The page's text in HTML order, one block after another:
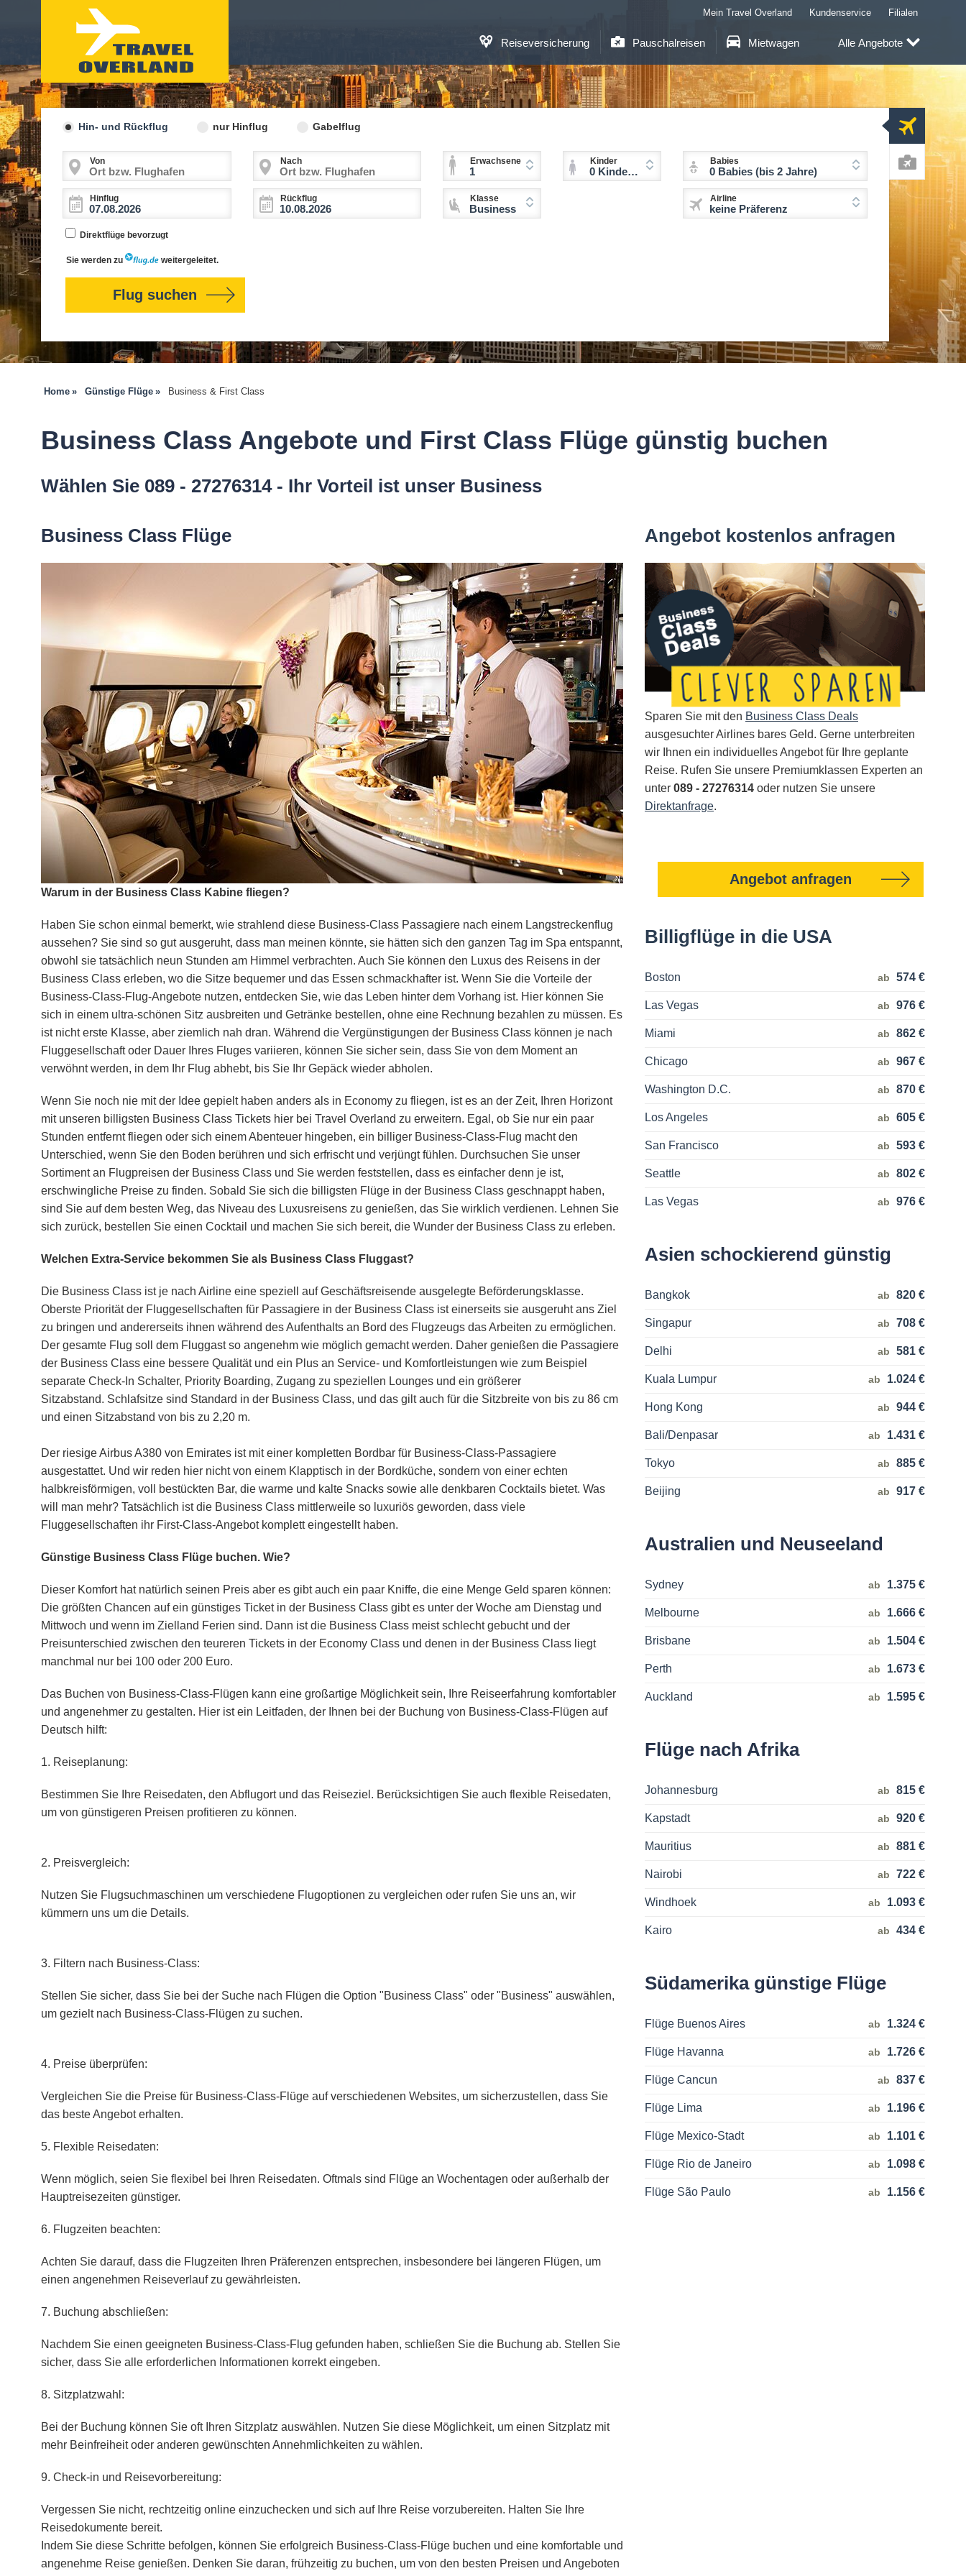
Reiseversicherung Pauschalreisen Mietwagen
Mein Travel Overland Kundenservice Filialen
Alle Angebote
Pauschal
Hin- und Rückflug nur Hinflug Gabelflug
Von Nach
Hinflug Rückflug
Erwachsene
1
Kinder
0 Kinder (2-11 Jahre)
Klasse
Business
Babies
0 Babies (bis 2 Jahre)
Airline
keine Präferenz
Direktflüge bevorzugt
Sie werden zu weitergeleitet.
Flug suchen
Home Günstige Flüge Business & First Class
Business Class Angebote und First Class Flüge günstig buchen
Wählen Sie 089 - 27276314 - Ihr Vorteil ist unser Business
Business Class Flüge
Warum in der Business Class Kabine fliegen?
Haben Sie schon einmal bemerkt, wie strahlend diese Business-Class Passagiere nach einem Langstreckenflug
aussehen? Sie sind so gut ausgeruht, dass man meinen könnte, sie hätten sich den ganzen Tag im Spa entspannt,
obwohl sie tatsächlich neun Stunden am Himmel verbrachten. Auch Sie können den Luxus des Reisens in der
Business Class erleben, wo die Sitze bequemer und das Essen schmackhafter ist. Wenn Sie die Vorteile der
Business-Class-Flug-Angebote nutzen, entdecken Sie, wie das Leben hinter dem Vorhang ist. Hier können Sie
sich in einem ultra-schönen Sitz ausbreiten und Getränke bestellen, ohne eine Rechnung bezahlen zu müssen. Es
ist nicht erste Klasse, aber ziemlich nah dran. Während die Vergünstigungen der Business Class können je nach
Fluggesellschaft oder Dauer Ihres Fluges variieren, können Sie sicher sein, dass Sie von dem Moment an
verwöhnt werden, in dem Ihr Flug abhebt, bis Sie Ihr Gepäck wieder abholen.
Wenn Sie noch nie mit der Idee gepielt haben anders als in Economy zu fliegen, ist es an der Zeit, Ihren Horizont
mit unseren billigsten Business Class Tickets hier bei Travel Overland zu erweitern. Egal, ob Sie nur ein paar
Stunden entfernt fliegen oder sich einem Abenteuer hingeben, ein billiger Business-Class-Flug macht den
Unterschied, wenn Sie den Boden berühren und sich erfrischt und verjüngt fühlen. Durchsuchen Sie unser
Sortiment an Flugpreisen der Business Class und Sie werden feststellen, dass es einfacher denn je ist,
erschwingliche Preise zu finden. Sobald Sie sich die billigsten Flüge in der Business Class geschnappt haben,
sind Sie auf dem besten Weg, das Niveau des Luxusreisens zu genießen, das Sie wirklich verdienen. Lehnen Sie
sich zurück, bestellen Sie einen Cocktail und machen Sie sich bereit, die Wunder der Business Class zu erleben.
Welchen Extra-Service bekommen Sie als Business Class Fluggast?
Die Business Class ist je nach Airline eine speziell auf Geschäftsreisende ausgelegte Beförderungsklasse.
Oberste Priorität der Fluggesellschaften für Passagiere in der Business Class ist einerseits sie ausgeruht ans Ziel
zu bringen und andererseits ihnen während des Aufenthalts an Bord des Flugzeugs das Arbeiten zu ermöglichen.
Der gesamte Flug soll dem Fluggast so angenehm wie möglich gemacht werden. Daher genießen die Passagiere
der Business Class eine bessere Qualität und ein Plus an Service- und Komfortleistungen wie zum Beispiel
separate Check-In Schalter, Priority Boarding, Zugang zu speziellen Lounges und ein größerer
Sitzabstand. Schlafsitze sind Standard in der Business Class, und das gilt auch für die Sitzbreite von bis zu 86 cm
und einen Sitzabstand von bis zu 2,20 m.
Der riesige Airbus A380 von Emirates ist mit einer kompletten Bordbar für Business-Class-Passagiere
ausgestattet. Und wir reden hier nicht von einem Klapptisch in der Bordküche, sondern von einer echten
halbkreisförmigen, voll bestückten Bar, die warme und kalte Snacks sowie alle denkbaren Cocktails bietet. Was
will man mehr? Tatsächlich ist die Business Class mittlerweile so luxuriös geworden, dass viele
Fluggesellschaften ihr First-Class-Angebot komplett eingestellt haben.
Günstige Business Class Flüge buchen. Wie?
Dieser Komfort hat natürlich seinen Preis aber es gibt auch ein paar Kniffe, die eine Menge Geld sparen können:
Die größten Chancen auf ein günstiges Ticket in der Business Class gibt es unter der Woche am Dienstag und
Mittwoch und wenn im Zielland Ferien sind. Dann ist die Business Class meist schlecht gebucht und der
Preisunterschied zwischen den teureren Tickets in der Economy Class und denen in der Business Class liegt
manchmal nur bei 100 oder 200 Euro.
Das Buchen von Business-Class-Flügen kann eine großartige Möglichkeit sein, Ihre Reiseerfahrung komfortabler
und angenehmer zu gestalten. Hier ist ein Leitfaden, der Ihnen bei der Buchung von Business-Class-Flügen auf
Deutsch hilft:
1. Reiseplanung:
Bestimmen Sie Ihre Reisedaten, den Abflugort und das Reiseziel. Berücksichtigen Sie auch flexible Reisedaten,
um von günstigeren Preisen profitieren zu können.
2. Preisvergleich:
Nutzen Sie Flugsuchmaschinen um verschiedene Flugoptionen zu vergleichen oder rufen Sie uns an, wir
kümmern uns um die Details.
3. Filtern nach Business-Class:
Stellen Sie sicher, dass Sie bei der Suche nach Flügen die Option "Business Class" oder "Business" auswählen,
um gezielt nach Business-Class-Flügen zu suchen.
4. Preise überprüfen:
Vergleichen Sie die Preise für Business-Class-Flüge auf verschiedenen Websites, um sicherzustellen, dass Sie
das beste Angebot erhalten.
5. Flexible Reisedaten:
Wenn möglich, seien Sie flexibel bei Ihren Reisedaten. Oftmals sind Flüge an Wochentagen oder außerhalb der
Hauptreisezeiten günstiger.
6. Flugzeiten beachten:
Achten Sie darauf, dass die Flugzeiten Ihren Präferenzen entsprechen, insbesondere bei längeren Flügen, um
einen angenehmen Reiseverlauf zu gewährleisten.
7. Buchung abschließen:
Nachdem Sie einen geeigneten Business-Class-Flug gefunden haben, schließen Sie die Buchung ab. Stellen Sie
sicher, dass Sie alle erforderlichen Informationen korrekt eingeben.
8. Sitzplatzwahl:
Bei der Buchung können Sie oft Ihren Sitzplatz auswählen. Nutzen Sie diese Möglichkeit, um einen Sitzplatz mit
mehr Beinfreiheit oder anderen gewünschten Annehmlichkeiten zu wählen.
9. Check-in und Reisevorbereitung:
Vergessen Sie nicht, rechtzeitig online einzuchecken und sich auf Ihre Reise vorzubereiten. Halten Sie Ihre
Reisedokumente bereit.
Indem Sie diese Schritte befolgen, können Sie erfolgreich Business-Class-Flüge buchen und eine komfortable und
angenehme Reise genießen. Denken Sie daran, frühzeitig zu buchen, um von den besten Preisen und Angeboten
Angebot kostenlos anfragen
Sparen Sie mit den Business Class Deals
ausgesuchter Airlines bares Geld. Gerne unterbreiten
wir Ihnen ein individuelles Angebot für Ihre geplante
Reise. Rufen Sie unsere Premiumklassen Experten an
unter 089 - 27276314 oder nutzen Sie unsere
Direktanfrage.
Angebot anfragen
Billigflüge in die USA
Boston ab 574 €
Las Vegas ab 976 €
Miami ab 862 €
Chicago ab 967 €
Washington D.C. ab 870 €
Los Angeles ab 605 €
San Francisco ab 593 €
Seattle ab 802 €
Las Vegas ab 976 €
Asien schockierend günstig
Bangkok ab 820 €
Singapur ab 708 €
Delhi ab 581 €
Kuala Lumpur ab 1.024 €
Hong Kong ab 944 €
Bali/Denpasar ab 1.431 €
Tokyo ab 885 €
Beijing ab 917 €
Australien und Neuseeland
Sydney ab 1.375 €
Melbourne ab 1.666 €
Brisbane ab 1.504 €
Perth ab 1.673 €
Auckland ab 1.595 €
Flüge nach Afrika
Johannesburg ab 815 €
Kapstadt ab 920 €
Mauritius ab 881 €
Nairobi ab 722 €
Windhoek ab 1.093 €
Kairo ab 434 €
Südamerika günstige Flüge
Flüge Buenos Aires ab 1.324 €
Flüge Havanna ab 1.726 €
Flüge Cancun ab 837 €
Flüge Lima ab 1.196 €
Flüge Mexico-Stadt ab 1.101 €
Flüge Rio de Janeiro ab 1.098 €
Flüge São Paulo ab 1.156 €